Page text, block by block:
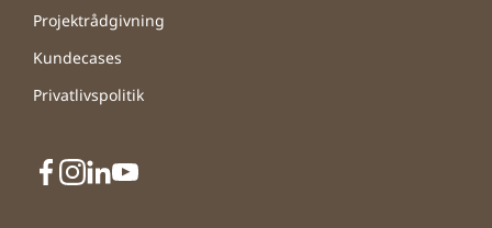
Projektrådgivning
Kundecases
Privatlivspolitik